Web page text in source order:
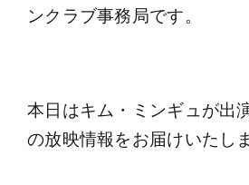
ンクラブ事務局です。
本日はキム・ミンギュが出
の放映情報をお届けいたし